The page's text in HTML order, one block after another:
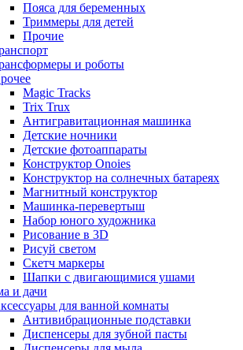
Пояса для беременных
Триммеры для детей
Прочие
и роботы
Magic Tracks
Trix Trux
Антигравитационная машинка
Детские ночники
Детские фотоаппараты
Конструктор Onoies
Конструктор на солнечных батареях
Магнитный конструктор
Машинка-перевертыш
Набор юного художника
Рисование в 3D
Рисуй светом
Скетч маркеры
Шапки с двигающимися ушами
и дачи
для ванной комнаты
Антивибрационные подставки
Диспенсеры для зубной пасты